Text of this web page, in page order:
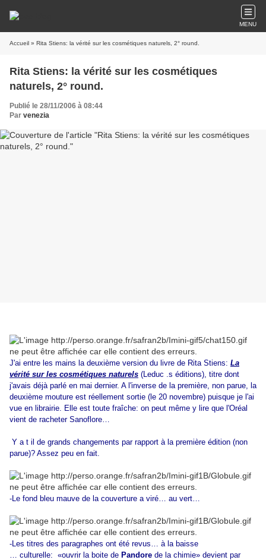
MENU
Accueil » Rita Stiens: la vérité sur les cosmétiques naturels, 2° round.
Rita Stiens: la vérité sur les cosmétiques
naturels, 2° round.
Publié le 28/11/2006 à 08:44
Par venezia
J'ai entre les mains la deuxième version du livre de Rita Stiens: La
vérité sur les cosmétiques naturels (Leduc .s éditions), titre dont
j'avais déjà parlé en mai dernier. A l'inverse de la première, non parue, la
deuxième mouture est réellement sortie (le 20 novembre) puisque je l'ai
vue en librairie. Elle est toute fraîche: on peut même y lire que l'Oréal
vient de racheter Sanoflore…
Y a t il de grands changements par rapport à la première édition (non
parue)? Assez peu en fait.
-Le fond bleu mauve de la couverture a viré… au vert…
-Les titres des paragraphes ont été revus… à la baisse
… culturelle: «ouvrir la boite de Pandore de la chimie» devient par